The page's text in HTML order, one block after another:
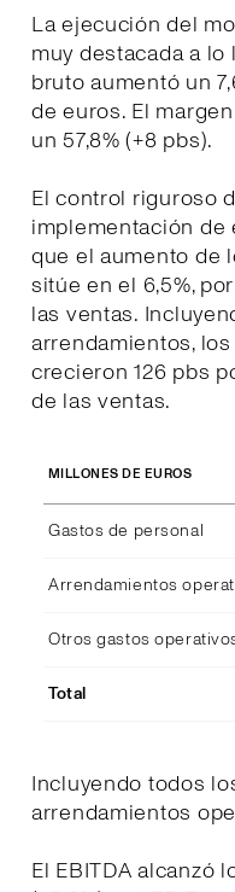
La ejecución del
muy destacada a lo
bruto aumentó un
de euros. El
un 57,8% (+8 pbs).
El control riguroso
implementación
que el aumento de
sitúe en el 6,5%,
las ventas.
arrendamientos,
crecieron 126 pbs
de las ventas.
MILLONES DE EUROS
Gastos de personal
Arrendamientos
Otros gastos
Total
Incluyendo todos
arrendamientos
El EBITDA alcanzó